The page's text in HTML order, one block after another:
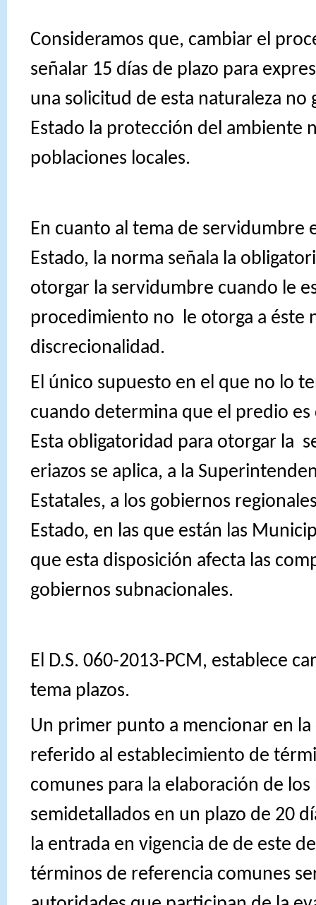
Consideramos que, cambiar el
señalar 15 días de plazo para
una solicitud de esta naturaleza no
Estado la protección del ambiente
poblaciones locales.
En cuanto al tema de servidumbre
Estado, la norma señala la
otorgar la servidumbre cuando le
procedimiento no
le otorga a éste
discrecionalidad.
El único supuesto en el que no lo
cuando determina que el predio
Esta obligatoridad para otorgar la
eriazos se aplica, a la
Estatales, a los gobiernos
Estado, en las que están las
que esta disposición afecta las
gobiernos subnacionales.
El D.S. 060-2013-PCM, establece
tema plazos.
Un primer punto a mencionar en la
referido al establecimiento de
comunes para la elaboración de los
semidetallados en un plazo de 20
la entrada en vigencia de de este
términos de referencia comunes